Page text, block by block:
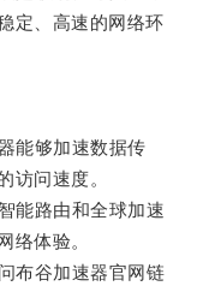
定、高速的网络环
能够加速数据传
访问速度。
路由和全球加速
络体验。
谷加速器官网链